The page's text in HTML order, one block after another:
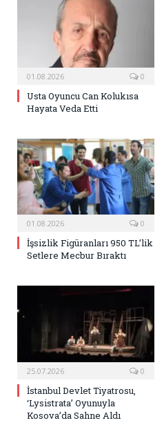
01.08.2026 0
Usta Oyuncu Can Kolukısa
Hayata Veda Etti
01.08.2026 0
İşsizlik Figüranları 950 TL’lik
Setlere Mecbur Bıraktı
25.07.2026 0
İstanbul Devlet Tiyatrosu,
‘Lysistrata’ Oyunuyla
Kosova’da Sahne Aldı